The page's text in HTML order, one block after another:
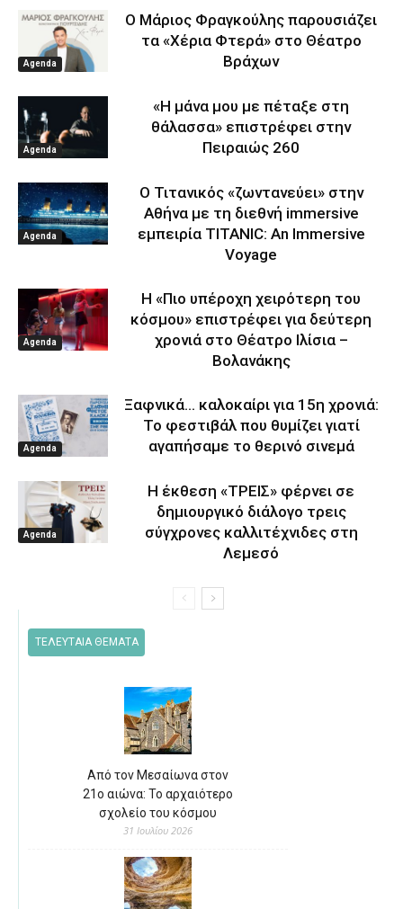
Agenda
Ο Μάριος Φραγκούλης παρουσιάζει
τα «Χέρια Φτερά» στο Θέατρο
Βράχων
Agenda
«Η μάνα μου με πέταξε στη
θάλασσα» επιστρέφει στην
Πειραιώς 260
Agenda
Ο Τιτανικός «ζωντανεύει» στην
Αθήνα με τη διεθνή immersive
εμπειρία TITANIC: An Immersive
Voyage
Agenda
Η «Πιο υπέροχη χειρότερη του
κόσμου» επιστρέφει για δεύτερη
χρονιά στο Θέατρο Ιλίσια –
Βολανάκης
Agenda
Ξαφνικά… καλοκαίρι για 15η χρονιά:
Το φεστιβάλ που θυμίζει γιατί
αγαπήσαμε το θερινό σινεμά
Agenda
Η έκθεση «ΤΡΕΙΣ» φέρνει σε
δημιουργικό διάλογο τρεις
σύγχρονες καλλιτέχνιδες στη
Λεμεσό
ΤΕΛΕΥΤΑΙΑ ΘΕΜΑΤΑ
Από τον Μεσαίωνα στον
21ο αιώνα: Το αρχαιότερο
σχολείο του κόσμου
31 Ιουλίου 2026